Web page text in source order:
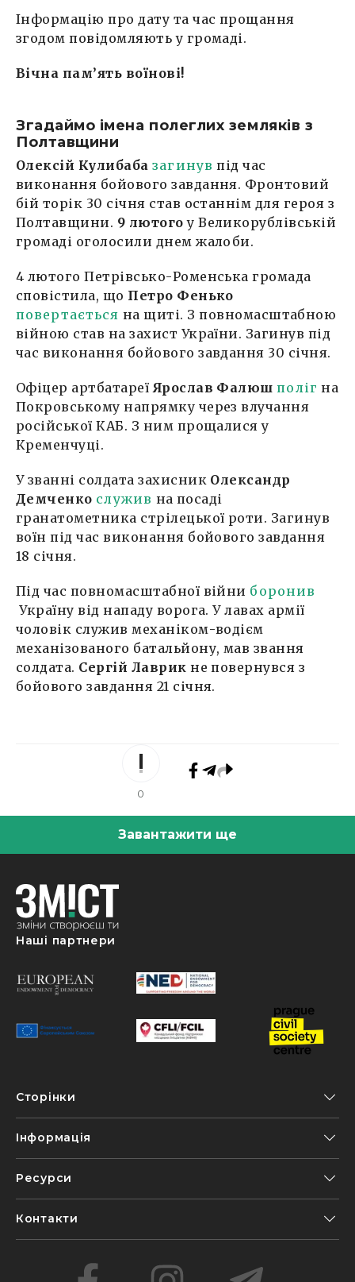
Інформацію про дату та час прощання
згодом повідомляють у громаді.
Вічна пам’ять воїнові!
Згадаймо імена полеглих земляків з
Полтавщини
Олексій Кулибаба загинув під час
виконання бойового завдання. Фронтовий
бій торік 30 січня став останнім для героя з
Полтавщини. 9 лютого у Великорублівській
громаді оголосили днем жалоби.
4 лютого Петрівсько-Роменська громада
сповістила, що Петро Фенько
повертається на щиті. З повномасштабною
війною став на захист України. Загинув під
час виконання бойового завдання 30 січня.
Офіцер артбатареї Ярослав Фалюш поліг на
Покровському напрямку через влучання
російської КАБ. З ним прощалися у
Кременчуці.
У званні солдата захисник Олександр
Демченко служив на посаді
гранатометника стрілецької роти. Загинув
воїн під час виконання бойового завдання
18 січня.
Під час повномасштабної війни боронив
Україну від нападу ворога. У лавах армії
чоловік служив механіком-водієм
механізованого батальйону, мав звання
солдата. Сергій Лаврик не повернувся з
бойового завдання 21 січня.
0
Завантажити ще
Наші партнери
Сторінки
Інформація
Ресурси
Контакти